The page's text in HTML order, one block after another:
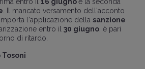
. Il mancato versamento dell'acconto
l'applicazione della sanzione
entro il 30 giugno, è pari
di ritardo.
Tosoni